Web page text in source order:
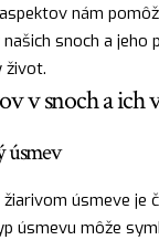
nám
snoch a jeho
život.
v snoch a ich
úsmev
úsmeve je
úsmevu môže